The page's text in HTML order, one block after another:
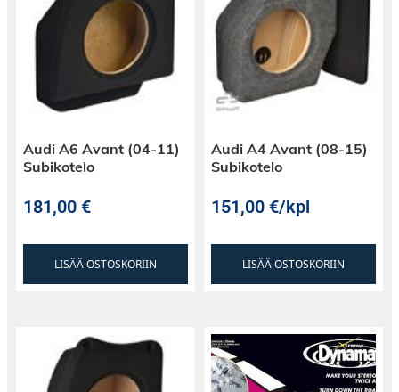
Tyylikkäät suunnittelut, luotettavuus ja
sitoutuminen innovaatioon tekevät
Soundigitalista valinnan niille, jotka vaativat
poikkeuksellista ääntä. Päivitä
äänijärjestelmäsi; anna Soundigitalin mullistaa
äänimaailmasi!
Audi A6 Avant (04-11)
Subikotelo
181,00€
LISÄÄ OSTOSKORIIN
Audi A4 Avant (08-15)
Subikotelo
151,00€/kpl
LISÄÄ OSTOSKORIIN